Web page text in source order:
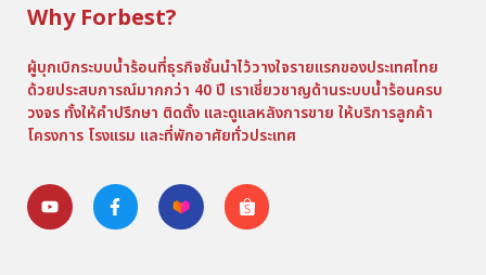
Why Forbest?
ผู้บุกเบิกระบบน้ำร้อนที่ธุรกิจชั้นนำไว้วางใจรายแรกของประเทศไทย
ด้วยประสบการณ์มากกว่า 40 ปี เราเชี่ยวชาญด้านระบบน้ำร้อนครบ
วงจร ทั้งให้คำปรึกษา ติดตั้ง และดูแลหลังการขาย ให้บริการลูกค้า
โครงการ โรงแรม และที่พักอาศัยทั่วประเทศ